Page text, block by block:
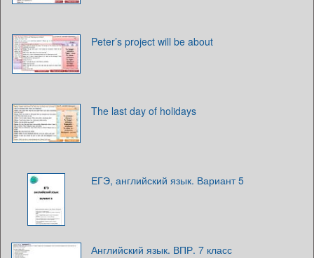
Peter’s project will be about
The last day of holidays
ЕГЭ, английский язык. Вариант 5
Английский язык. ВПР. 7 класс